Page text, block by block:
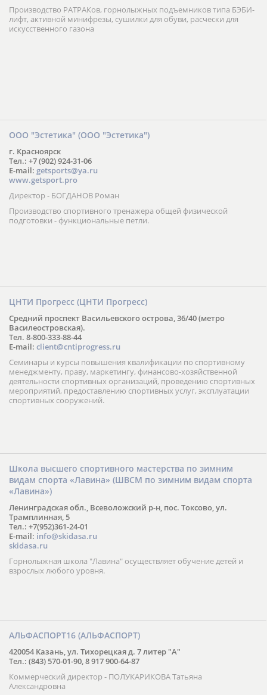
Производство РАТРАКов, горнолыжных подъемников типа БЭБИ-
лифт, активной минифрезы, сушилки для обуви, расчески для
искусственного газона
ООО "Эстетика" (ООО "Эстетика")
г. Красноярск
Тел.: +7 (902) 924-31-06
E-mail: getsports@ya.ru
www.getsport.pro
Директор - БОГДАНОВ Роман
Производство спортивного тренажера общей физической
подготовки - функциональные петли.
ЦНТИ Прогресс (ЦНТИ Прогресс)
Средний проспект Васильевского острова, 36/40 (метро
Василеостровская).
Тел. 8-800-333-88-44
E-mail: client@cntiprogress.ru
Семинары и курсы повышения квалификации по спортивному
менеджменту, праву, маркетингу, финансово-хозяйственной
деятельности спортивных организаций, проведению спортивных
мероприятий, предоставлению спортивных услуг, эксплуатации
спортивных сооружений.
Школа высшего спортивного мастерства по зимним
видам спорта «Лавина» (ШВСМ по зимним видам спорта
«Лавина»)
Ленинградская обл., Всеволожский р-н, пос. Токсово, ул.
Трамплинная, 5
Тел.: +7(952)361-24-01
E-mail: info@skidasa.ru
skidasa.ru
Горнолыжная школа "Лавина" осуществляет обучение детей и
взрослых любого уровня.
АЛЬФАСПОРТ16 (АЛЬФАСПОРТ)
420054 Казань, ул. Тихорецкая д. 7 литер "А"
Тел.: (843) 570-01-90, 8 917 900-64-87
Коммерческий директор - ПОЛУКАРИКОВА Татьяна
Александровна